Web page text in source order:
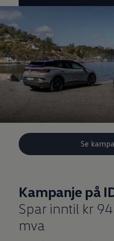
Se
Kampanje på
Spar inntil kr
mva